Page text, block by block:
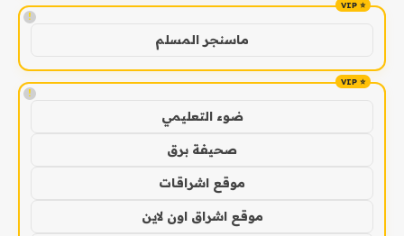
!
ماسنجر المسلم
!
ضوء التعليمي
صحيفة برق
موقع اشراقات
موقع اشراق اون لاين